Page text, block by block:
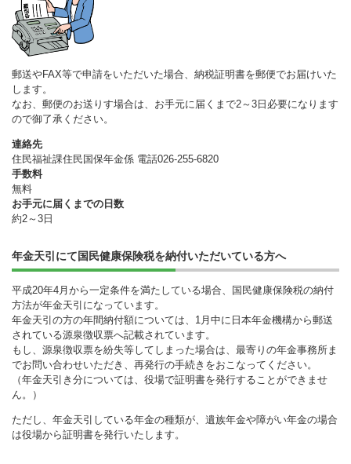
郵送やFAX等で申請をいただいた場合、納税証明書を郵便でお届けいた
します。
なお、郵便のお送りす場合は、お手元に届くまで2～3日必要になります
ので御了承ください。
連絡先
住民福祉課住民国保年金係 電話026-255-6820
手数料
無料
お手元に届くまでの日数
約2～3日
年金天引にて国民健康保険税を納付いただいている方へ
平成20年4月から一定条件を満たしている場合、国民健康保険税の納付
方法が年金天引になっています。
年金天引の方の年間納付額については、1月中に日本年金機構から郵送
されている源泉徴収票へ記載されています。
もし、源泉徴収票を紛失等してしまった場合は、最寄りの年金事務所ま
でお問い合わせいただき、再発行の手続きをおこなってください。
（年金天引き分については、役場で証明書を発行することができませ
ん。）
ただし、年金天引している年金の種類が、遺族年金や障がい年金の場合
は役場から証明書を発行いたします。